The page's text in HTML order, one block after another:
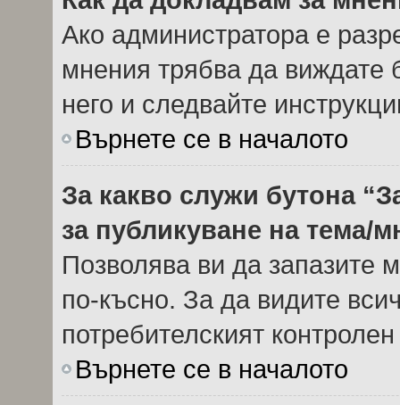
Ако администратора е
мнения трябва да виждате
него и следвайте
Върнете се в началото
За какво служи бутона
за публикуване на тема/
Позволява ви да запазите
по-късно. За да видите
потребителският
Върнете се в началото